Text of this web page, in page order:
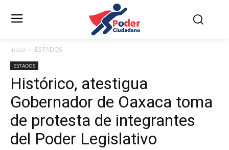
Inicio ESTADOS
ESTADOS
Histórico, atestigua
Gobernador de Oaxaca toma
de protesta de integrantes
del Poder Legislativo